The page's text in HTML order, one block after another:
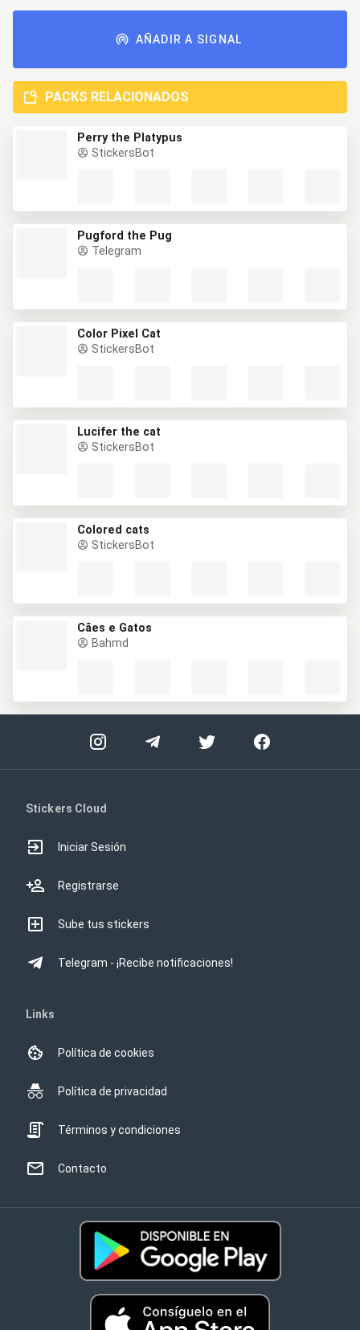
AÑADIR A SIGNAL
PACKS RELACIONADOS
Perry the Platypus
StickersBot
Pugford the Pug
Telegram
Color Pixel Cat
StickersBot
Lucifer the cat
StickersBot
Colored cats
StickersBot
Cães e Gatos
Bahmd
Stickers Cloud
Iniciar Sesión
Registrarse
Sube tus stickers
Telegram - ¡Recibe notificaciones!
Links
Política de cookies
Política de privacidad
Términos y condiciones
Contacto